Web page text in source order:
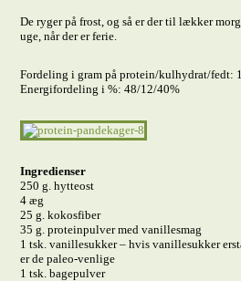
De ryger på frost, og så er der til lækker
uge, når der er ferie.
Fordeling i gram på protein/kulhydrat/fedt:
Energifordeling i %: 48/12/40%
Ingredienser
250 g. hytteost
4 æg
25 g. kokosfiber
35 g. proteinpulver med vanillesmag
1 tsk. vanillesukker – hvis vanillesukker
er de paleo-venlige
1 tsk. bagepulver